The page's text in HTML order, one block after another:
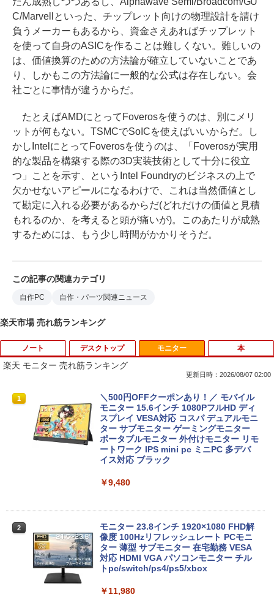
C/Marvellといった、チップレット向けの物理設計を請け
負うメーカーもあるから、資金さえあればチップレット
を使って自身のASICを作ることは難しくない。難しいの
は、価値換算のための方法論が確立していないことであ
り、しかもこの方法論に一般的な公式は存在しない。会
社ごとに事情が違うからだ。
たとえばAMDにとってFoverosを使うのは、別にメリ
ットが何もない。TSMCでSoICを使えばいいからだ。し
かしIntelにとってFoverosを使うのは、「Foverosが実用
的な製品を構築する際の3D実装技術として十分に役立
つ」ことを示す、というIntel Foundryのビジネスの上で
欠かせないアピールになるわけで、これは当然価値とし
て勘定に入れる必要があるからだ(どれだけの価値と見積
もれるのか、を考えると頭が痛いが)。このあたりが成熟
するためには、もう少し時間がかかりそうだ。
この記事の関連カテゴリ
自作PC 自作・パーツ関連ニュース
楽天市場 売れ筋ランキング
ノート
1
iiyama / ノートPC ゲーミングPC / Note
book Clevo W350SS_370SS / 第4世代C
ore i7 / グラフィックボード NVIDIA Cor
poration GM107M [GeForce GTX 860
M] 2GB / 光学ドライブ CDDVDW SN-20
8FB / メモリ 8GB【中古品】
5U 1.6GHz/8GB/256GB(SSD)/Multi/12.1
W/WUXGA(1920x1200)/Win11 パーム変
色あり【中古】【20260729】
￥13,300
デスクトップ
1
ポイント10倍 中古パソコン デスクトッ
プパソコン Windows 11【Office付】
【Windows 11 Pro 64Bit搭載】DELL O
ptiplexシリーズ Core i5搭載/4G/新品SS
D 120GB/DVD-ROM/送料無料【オプショ
ン色々有】
ャンス】GMKtec ミニpc G3 Pro Intel C
ore i3 10110U 16GB DDR4 64GBまで増
設 512GB SSD M.2 2242 最大8TB Wind
ows11 Pro mini pc 4.1GHz WIFI6 BT5.
2 小型PC VESA対応 ミニパソコン 2画面
ップPC
モニター
楽天 モニター 売れ筋ランキング
更新日時：2026/08/07 02:00
1
＼500円OFFクーポンあり！／ モバイル
モニター 15.6インチ 1080PフルHD ディ
スプレイ VESA対応 コスパ デュアルモニ
ター サブモニター ゲーミングモニター
ポータブルモニター 外付けモニター リモ
ートワーク IPS mini pc ミニPC 多デバ
イス対応 ブラック
￥9,480
2
モニター 23.8インチ 1920×1080 FHD解
像度 100Hzリフレッシュレート PCモニ
ター 薄型 サブモニター 在宅勤務 VESA
対応 HDMI VGA パソコンモニター チル
トpc/switch/ps4/ps5/xbox
￥11,980
本